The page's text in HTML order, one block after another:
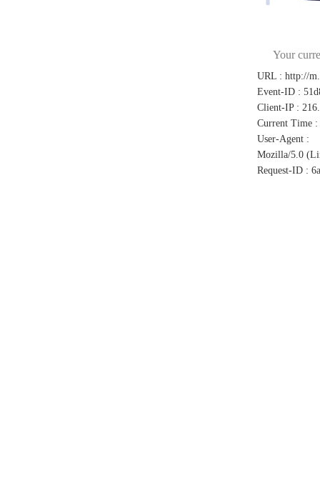
Your
URL : http://
Event-ID :
Client-IP :
Current Time :
User-Agent :
Mozilla/5.0
Request-ID :